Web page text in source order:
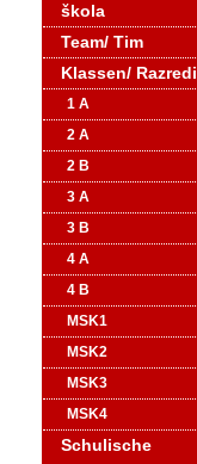
škola
Team/ Tim
Klassen/ Razredi
1 A
2 A
2 B
3 A
3 B
4 A
4 B
MSK1
MSK2
MSK3
MSK4
Schulische